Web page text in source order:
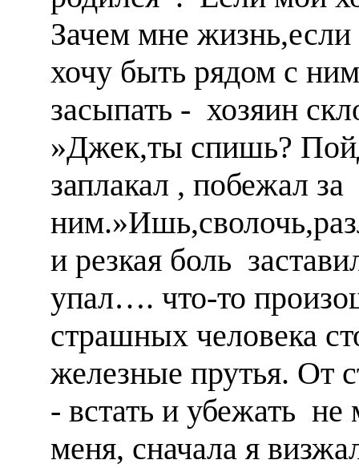
Зачем мне
хочу быть рядом с
засыпать - хозяин
»Джек,ты спишь?
заплакал , побежал за
и резкая боль
упал…. что-то
страшных человека
железные прутья. От
- встать и убежать
меня, сначала я